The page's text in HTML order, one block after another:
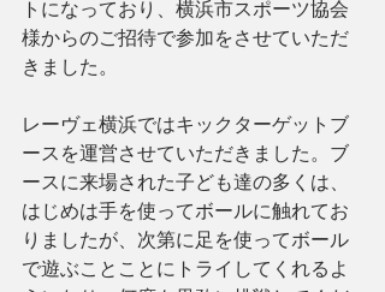
トになっており、横浜市スポーツ協会
様からのご招待で参加をさせていただ
きました。
レーヴェ横浜ではキックターゲットブ
ースを運営させていただきました。ブ
ースに来場された子ども達の多くは、
はじめは手を使ってボールに触れてお
りましたが、次第に足を使ってボール
で遊ぶことことにトライしてくれるよ